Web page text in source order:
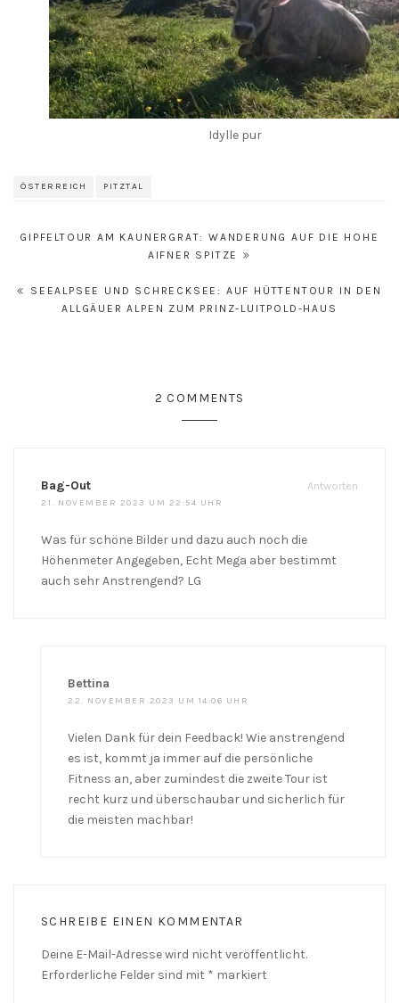
Idylle pur
ÖSTERREICH PITZTAL
Beitrags-
GIPFELTOUR AM KAUNERGRAT: WANDERUNG AUF DIE HOHE
AIFNER SPITZE
SEEALPSEE UND SCHRECKSEE: AUF HÜTTENTOUR IN DEN
ALLGÄUER ALPEN ZUM PRINZ-LUITPOLD-HAUS
2 COMMENTS
Bag-Out
21. NOVEMBER 2023 UM 22:54 UHR
Was für schöne Bilder und dazu auch noch die
Höhenmeter Angegeben, Echt Mega aber bestimmt
auch sehr Anstrengend? LG
Antworten
Bettina
22. NOVEMBER 2023 UM 14:06 UHR
Vielen Dank für dein Feedback! Wie anstrengend
es ist, kommt ja immer auf die persönliche
Fitness an, aber zumindest die zweite Tour ist
recht kurz und überschaubar und sicherlich für
die meisten machbar!
SCHREIBE EINEN KOMMENTAR
Deine E-Mail-Adresse wird nicht veröffentlicht.
Erforderliche Felder sind mit * markiert